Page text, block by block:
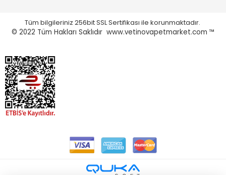
Tüm bilgileriniz 256bit SSL Sertifikası ile korunmaktadır.
© 2022 Tüm Hakları Saklıdır www.vetinovapetmarket.com ™